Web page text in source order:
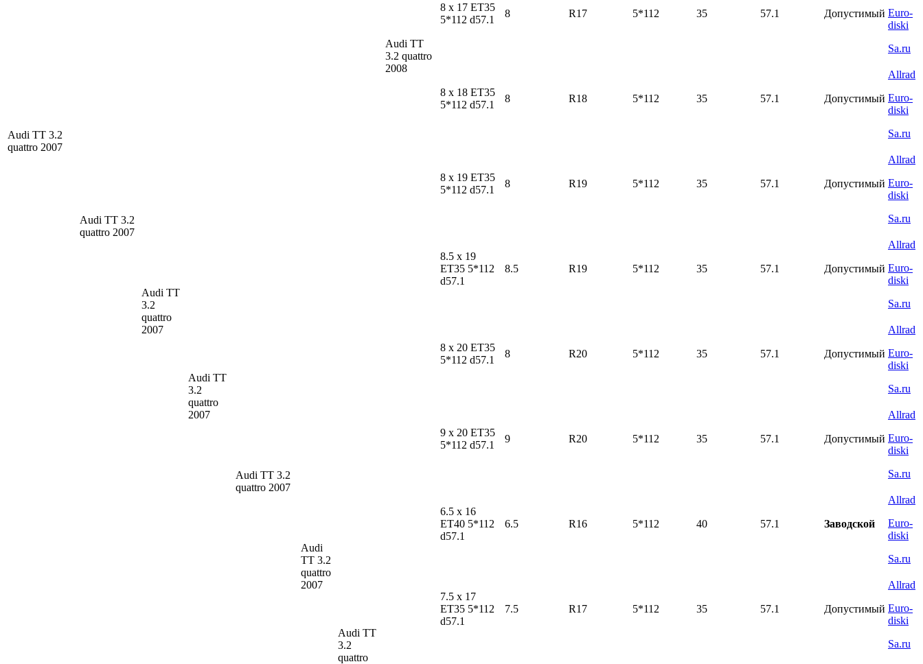
Audi TT
3.2 quattro
2008
Audi TT 3.2
quattro 2007
Audi TT 3.2
quattro 2007
Audi TT
3.2
quattro
2007
8 x 17 ET35
5*112 d57.1
8 R17 5*112 35 57.1 Допустимый Euro-
diski
Sa.ru
Audi TT
3.2
quattro
2007
8 x 18 ET35
5*112 d57.1
8 R18 5*112 35 57.1 Допустимый
Allrad
Euro-
diski
Sa.ru
Audi TT 3.2
quattro 2007
8 x 19 ET35
5*112 d57.1
8 R19 5*112 35 57.1 Допустимый
Allrad
Euro-
diski
Sa.ru
Audi
TT 3.2
quattro
2007
8.5 x 19
ET35 5*112
d57.1
8.5 R19 5*112 35 57.1 Допустимый
Allrad
Euro-
diski
Sa.ru
Audi TT
3.2
quattro
8 x 20 ET35
5*112 d57.1
8 R20 5*112 35 57.1 Допустимый
Allrad
Euro-
diski
Sa.ru
9 x 20 ET35
5*112 d57.1
9 R20 5*112 35 57.1 Допустимый
Allrad
Euro-
diski
Sa.ru
6.5 x 16
ET40 5*112
d57.1
6.5 R16 5*112 40 57.1 Заводской
Allrad
Euro-
diski
Sa.ru
7.5 x 17
ET35 5*112
d57.1
7.5 R17 5*112 35 57.1 Допустимый
Allrad
Euro-
diski
Sa.ru